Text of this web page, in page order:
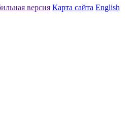
версия Карта сайта English